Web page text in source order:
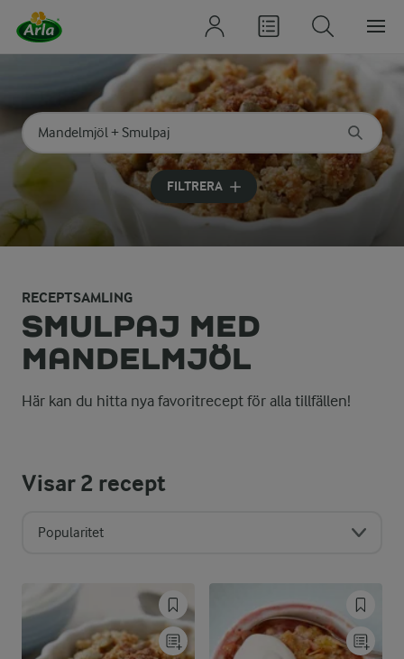
Sök på kategori eller ingrediens
Skriv in sökord för att få förslag
FILTRERA
RECEPTSAMLING
SMULPAJ MED
MANDELMJÖL
Här kan du hitta nya favoritrecept för alla tillfällen!
Visar2 recept
Popularitet